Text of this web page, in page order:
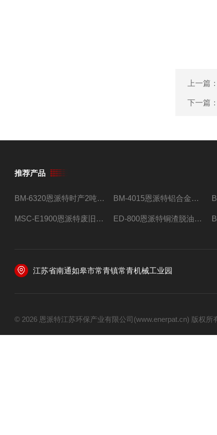
上一篇
下一篇
推荐产品
BM-6320恩派特时产2吨合金钢屑压饼机 BM-4015恩派特铝合金屑压饼机 脱油效果好
MSC-E1900恩派特废旧锂电池极片破碎处理设备 ED-800恩派特铜渣脱油机废铜屑铝屑甩油机
江苏省南通如皋市常青镇常青机械工业园
© 2026 恩派特江苏环保产业有限公司(www.enerpat.cn) 版权